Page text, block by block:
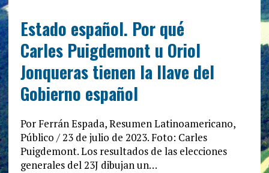
Estado español. Por qué
Carles Puigdemont u Oriol
Jonqueras tienen la llave del
Gobierno español
Por Ferrán Espada, Resumen Latinoamericano,
Público / 23 de julio de 2023. Foto: Carles
Puigdemont. Los resultados de las elecciones
generales del 23J dibujan un…